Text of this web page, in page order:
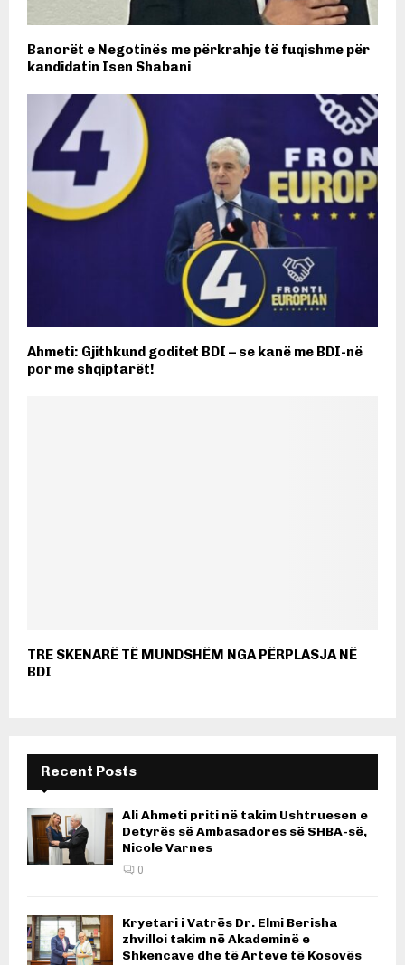
Banorët e Negotinës me përkrahje të fuqishme për
kandidatin Isen Shabani
Ahmeti: Gjithkund goditet BDI – se kanë me BDI-në
por me shqiptarët!
TRE SKENARË TË MUNDSHËM NGA PËRPLASJA NË
BDI
Recent Posts
Ali Ahmeti priti në takim Ushtruesen e
Detyrës së Ambasadores së SHBA-së,
Nicole Varnes
0
Kryetari i Vatrës Dr. Elmi Berisha
zhvilloi takim në Akademinë e
Shkencave dhe të Arteve të Kosovës